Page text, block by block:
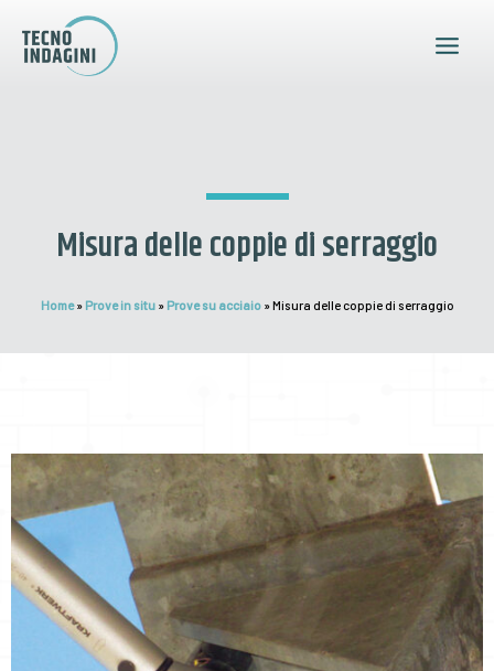
contenuto
Menu
Misura delle coppie di serraggio
Home» Prove in situ» Prove su acciaio»Misura delle coppie di serraggio